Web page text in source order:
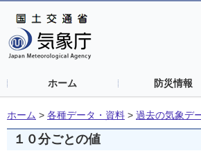
ホーム 防災情報
ホーム > 各種データ・資料 > 過去の気象デ
１０分ごとの値